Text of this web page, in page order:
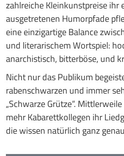
zahlreiche Kleinkunstpreise ihr
ausgetretenen Humorpfade
eine einzigartige Balance
und literarischem Wortspiel:
anarchistisch, bitterböse, und
Nicht nur das Publikum
rabenschwarzen und immer
„Schwarze Grütze“.
mehr Kabarettkollegen ihr
die wissen natürlich ganz